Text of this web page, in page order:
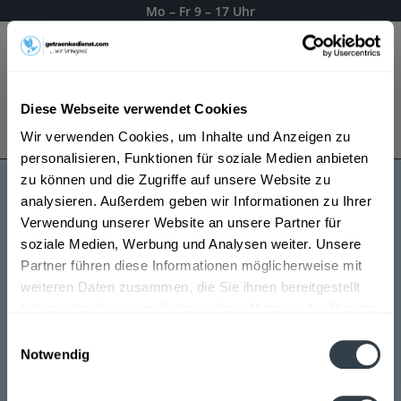
Diese Webseite verwendet Cookies
Wir verwenden Cookies, um Inhalte und Anzeigen zu
personalisieren, Funktionen für soziale Medien anbieten
zu können und die Zugriffe auf unsere Website zu
analysieren. Außerdem geben wir Informationen zu Ihrer
Verwendung unserer Website an unsere Partner für
soziale Medien, Werbung und Analysen weiter. Unsere
Partner führen diese Informationen möglicherweise mit
weiteren Daten zusammen, die Sie ihnen bereitgestellt
Notwendig
Mo – Fr 9 – 17 Uhr
Es gilt unsereDatenschutzerklärung
Argiolas Weine